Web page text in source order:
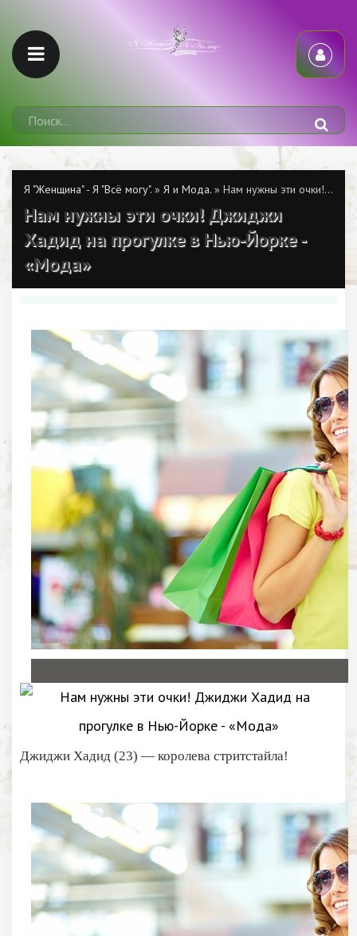
Я "Женщина" - Я "Всё могу". » Я и Мода. » Нам нужны эти очки! Джиджи Хадид на прогулке в Нью-Йорке - «Мода»
Нам нужны эти очки! Джиджи
Хадид на прогулке в Нью-Йорке -
«Мода»
Джиджи Хадид (23) — королева стритстайла!